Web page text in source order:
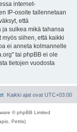
internet-
IP-osoite tallennetaan
että
ja sulkea mikä tahansa
siihen, että kaikki
ei anneta kolmannelle
tai phpBB ei ole
tietojen vuodosta
Kaikki ajat ovat UTC+03:00
© phpBB Limited
Pettis)